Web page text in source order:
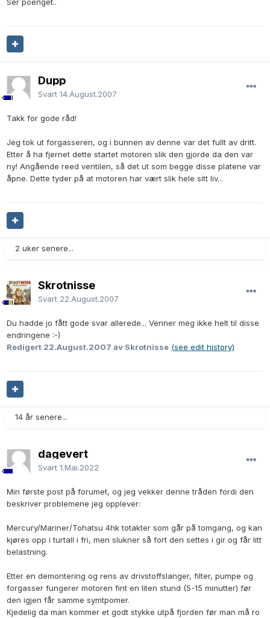
Ser poenget..
Dupp
Svart 14.August.2007
Takk for gode råd!
Jeg tok ut forgasseren, og i bunnen av denne var det fullt av dritt.
Etter å ha fjernet dette startet motoren slik den gjorde da den var
ny! Angående reed ventilen, så det ut som begge disse platene var
åpne. Dette tyder på at motoren har vært slik hele sitt liv...
2 uker senere...
Skrotnisse
Svart 22.August.2007
Du hadde jo fått gode svar allerede... Venner meg ikke helt til disse
endringene :-)
Redigert 22.August.2007 av Skrotnisse (see edit history)
14 år senere...
dagevert
Svart 1.Mai.2022
Min første post på forumet, og jeg vekker denne tråden fordi den
beskriver problemene jeg opplever:
Mercury/Mariner/Tohatsu 4hk totakter som går på tomgang, og kan
kjøres opp i turtall i fri, men slukner så fort den settes i gir og får litt
belastning.
Etter en demontering og rens av drivstoffslanger, filter, pumpe og
forgasser fungerer motoren fint en liten stund (5-15 minutter) før
den igjen får samme symtpomer.
Kjedelig da man kommer et godt stykke utpå fjorden før man må ro